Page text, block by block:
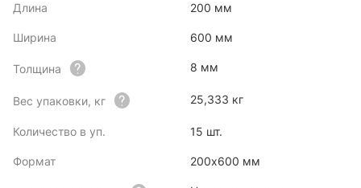
Длина 200 мм
Ширина 600 мм
Толщина 8 мм
Вес упаковки, кг 25,333 кг
Количество в уп. 15 шт.
Формат 200х600 мм